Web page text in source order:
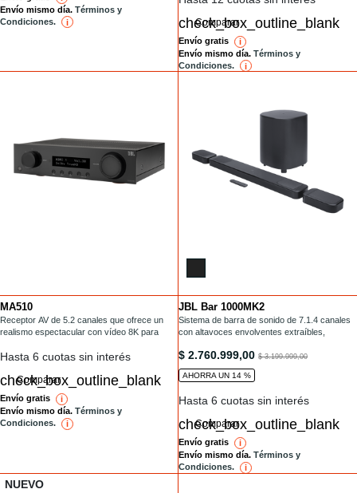
Envío mismo día. Términos y
Condiciones.
i reference Comparar
Envío gratis i reference
Envío mismo día. Términos y
Condiciones.
i reference
MA510
/electronica/MA510.html
Receptor AV de 5.2 canales que ofrece un
realismo espectacular con vídeo 8K para
superior.
Installments
Hasta 6 cuotas sin interés
Comparar
Envío gratis i reference
Envío mismo día. Términos y
Condiciones.
ireference
JBL Bar 1000MK2
/barras-de-sonido/BAR-1000MK2.html
Sistema de barra de sonido de 7.1.4 canales
con altavoces envolventes extraíbles,
/barras-de-sonido/BAR-
$ 2.760.999,00 $ 3.199.999,00
AHORRA UN 14 %
Installments
Hasta 6 cuotas sin interés
Comparar
Envío gratis i reference
Envío mismo día. Términos y
Condiciones.
ireference
NUEVO